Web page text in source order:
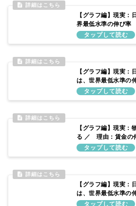
【グラフ編】現実：
界最低水準の伸び
供給より少ないため
【グラフ編】現実：
は、世界最低水準の
府予算を増やしてこ
【グラフ編】現実：
る ／ 理由：賃金の
つかないため
【グラフ編】現実：
は、世界最低水準
消費の低迷を顧みず